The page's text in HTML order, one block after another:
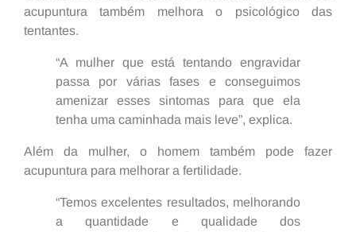
acupuntura também melhora o psicológico das
tentantes.
“A mulher que está tentando engravidar
passa por várias fases e conseguimos
amenizar esses sintomas para que ela
tenha uma caminhada mais leve”, explica.
Além da mulher, o homem também pode fazer
acupuntura para melhorar a fertilidade.
“Temos excelentes resultados, melhorando
a quantidade e qualidade dos